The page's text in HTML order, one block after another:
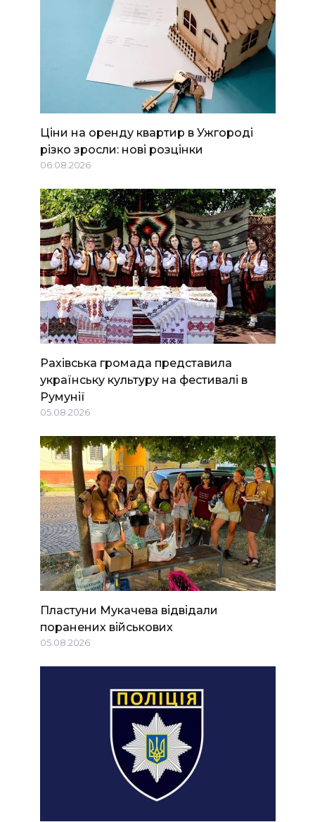
Ціни на оренду квартир в Ужгороді
різко зросли: нові розцінки
06.08.2026
Рахівська громада представила
українську культуру на фестивалі в
Румунії
05.08.2026
Пластуни Мукачева відвідали
поранених військових
05.08.2026